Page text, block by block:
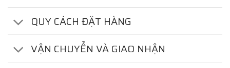
QUY CÁCH ĐẶT HÀNG
VẬN CHUYỂN VÀ GIAO NHẬN